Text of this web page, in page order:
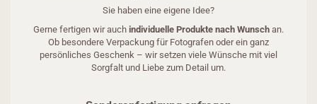
Sie haben eine eigene Idee?
Gerne fertigen wir auch individuelle Produkte nach Wunsch an.
Ob besondere Verpackung für Fotografen oder ein ganz
persönliches Geschenk – wir setzen viele Wünsche mit viel
Sorgfalt und Liebe zum Detail um.